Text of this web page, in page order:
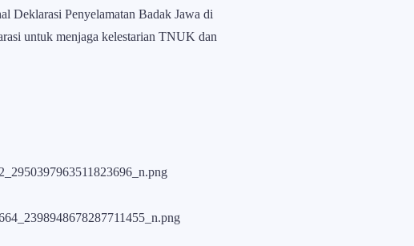
Deklarasi Penyelamatan Badak Jawa di
untuk menjaga kelestarian TNUK dan